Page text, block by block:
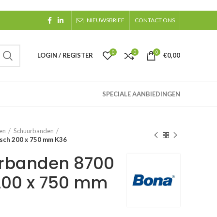
NIEUWSBRIEF CONTACT ONS
LOGIN / REGISTER 0 0 0 €0,00
SPECIALE AANBIEDINGEN
Schuurbanden
200 x 750 mm K36
8700
x 750 mm